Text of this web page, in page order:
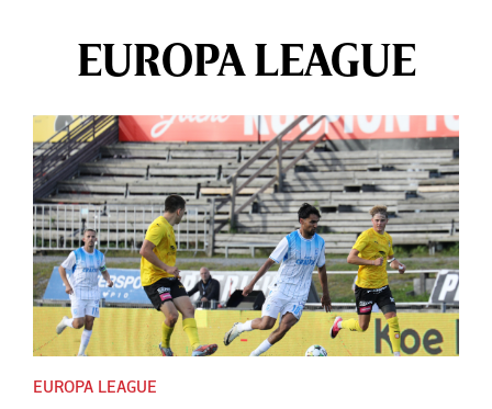
EUROPA LEAGUE
EUROPA LEAGUE